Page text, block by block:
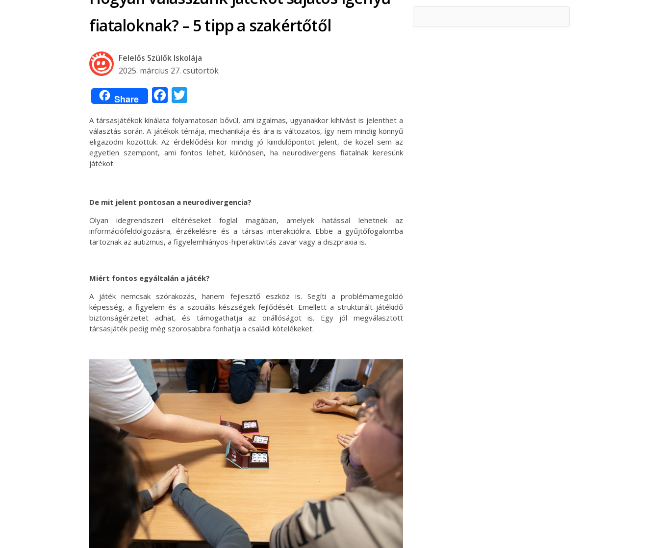
fiataloknak? – 5 tipp a szakértőtől
Felelős Szülők Iskolája
2025. március 27. csütörtök
Share Facebook
A társasjátékok kínálata folyamatosan bővül, ami izgalmas, ugyanakkor kihívást is jelenthet a
választás során. A játékok témája, mechanikája és ára is változatos, így nem mindig könnyű
eligazodni közöttük. Az érdeklődési kör mindig jó kiindulópontot jelent, de közel sem az
egyetlen szempont, ami fontos lehet, különösen, ha neurodivergens fiatalnak keresünk
játékot.
De mit jelent pontosan a neurodivergencia?
Olyan idegrendszeri eltéréseket foglal magában, amelyek hatással lehetnek az
információfeldolgozásra, érzékelésre és a társas interakciókra. Ebbe a gyűjtőfogalomba
tartoznak az autizmus, a figyelemhiányos-hiperaktivitás zavar vagy a diszpraxia is.
Miért fontos egyáltalán a játék?
A játék nemcsak szórakozás, hanem fejlesztő eszköz is. Segíti a problémamegoldó
képesség, a figyelem és a szociális készségek fejlődését. Emellett a strukturált játékidő
biztonságérzetet adhat, és támogathatja az önállóságot is. Egy jól megválasztott
társasjáték pedig még szorosabbra fonhatja a családi kötelékeket.